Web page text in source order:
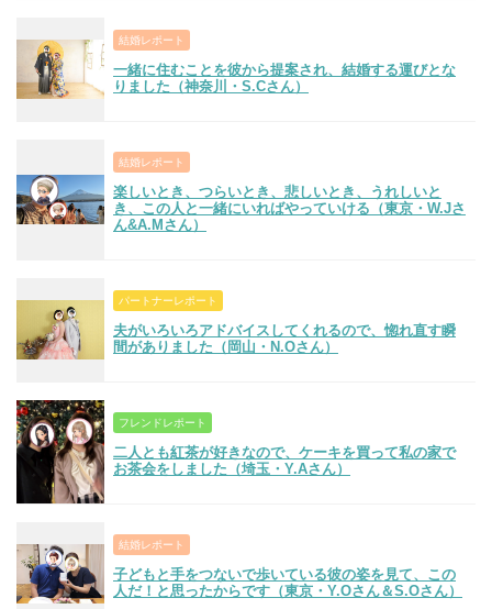
結婚レポート
一緒に住むことを彼から提案され、結婚する運びとな
りました（神奈川・S.Cさん）
結婚レポート
楽しいとき、つらいとき、悲しいとき、うれしいと
き、この人と一緒にいればやっていける（東京・W.Jさ
ん&A.Mさん）
パートナーレポート
夫がいろいろアドバイスしてくれるので、惚れ直す瞬
間がありました（岡山・N.Oさん）
フレンドレポート
二人とも紅茶が好きなので、ケーキを買って私の家で
お茶会をしました（埼玉・Y.Aさん）
結婚レポート
子どもと手をつないで歩いている彼の姿を見て、この
人だ！と思ったからです（東京・Y.Oさん＆S.Oさん）